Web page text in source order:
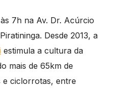
7h na Av. Dr. Acúrcio
Desde 2013, a
estimula a cultura da
mais de 65km de
e ciclorrotas, entre